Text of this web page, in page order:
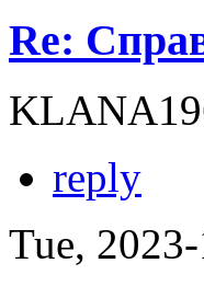
Re:
reply
Tue,